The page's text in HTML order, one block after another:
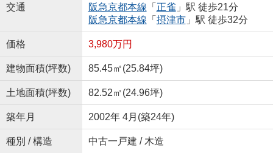
交通
阪急京都本線 「 正雀 」駅 徒歩21分
阪急京都本線 「 摂津市」駅 徒歩32分
価格 3,980万円
建物面積(坪数) 85.45㎡(25.84坪)
土地面積(坪数) 82.52㎡(24.96坪)
築年月 2002年 4月(築24年)
種別 / 構造 中古一戸建 / 木造